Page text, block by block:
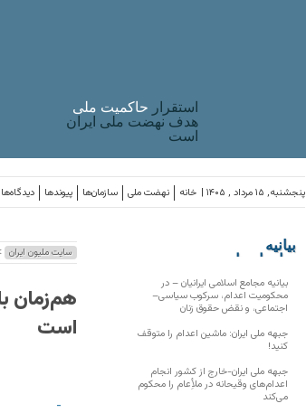
استقرار حاکميت ملی
هدف نهضت ملی ایران
است
دیدگاه‌ها پیوندها سازمان‌ها نهضت ملی خانه پنجشنبه, ۱۵ مرداد , ۱۴۰۵ |
سایت ملیون ایران
هم‌زمان
است
-
بیانیه
سازمان‌های
بیانیه مجامع اسلامی ایرانیان – در
محکومیت اعدام، سرکوب سیاسی–
اجتماعی، و نقض حقوق زنان
جبهه ملی ایران: ماشین اعدام را متوقف
کنید!
جبهه ملی ایران-خارج از کشور انجام
اعدام‌های وقیحانه در ملأِعام را محکوم
می‌کند